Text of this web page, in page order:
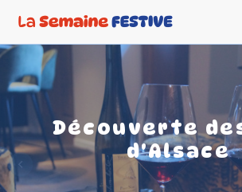
Découverte
d'Alsace